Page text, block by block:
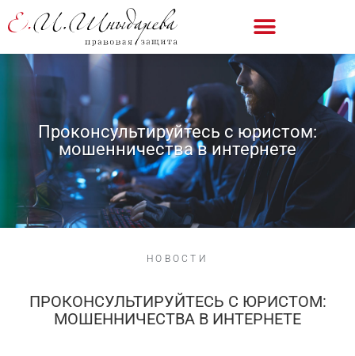
Проконсультируйтесь с юристом:
мошенничества в интернете
НОВОСТИ
ПРОКОНСУЛЬТИРУЙТЕСЬ С ЮРИСТОМ:
МОШЕННИЧЕСТВА В ИНТЕРНЕТЕ